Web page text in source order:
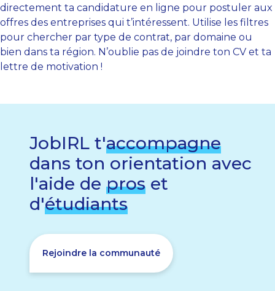
directement ta candidature en ligne pour postuler aux
offres des entreprises qui t’intéressent. Utilise les filtres
pour chercher par type de contrat, par domaine ou
bien dans ta région. N’oublie pas de joindre ton CV et ta
lettre de motivation !
JobIRL t'accompagne
dans ton orientation avec
l'aide de pros et
d'étudiants
Rejoindre la communauté